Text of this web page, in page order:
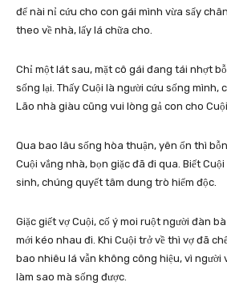
để nài nỉ cứu cho con gái mình vừa sẩy
theo về nhà, lấy lá chữa cho.
Chỉ một lát sau, mặt cô gái đang tái nhợt
sống lại. Thấy Cuội là người cứu sống mình,
Lão nhà giàu cũng vui lòng gả con cho Cuội.
Qua bao lâu sống hòa thuận, yên ổn thì
Cuội vắng nhà, bọn giặc đã đi qua. Biết
sinh, chúng quyết tâm dung trò hiểm độc.
Giặc giết vợ Cuội, cố ý moi ruột người đàn
mới kéo nhau đi. Khi Cuội trở về thì vợ đã
bao nhiêu lá vẫn không công hiệu, vì người
làm sao mà sống được.